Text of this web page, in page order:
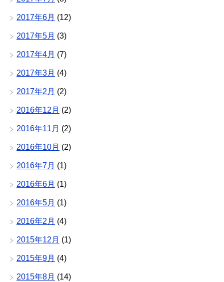
2017年6月 (12)
2017年5月 (3)
2017年4月 (7)
2017年3月 (4)
2017年2月 (2)
2016年12月 (2)
2016年11月 (2)
2016年10月 (2)
2016年7月 (1)
2016年6月 (1)
2016年5月 (1)
2016年2月 (4)
2015年12月 (1)
2015年9月 (4)
2015年8月 (14)